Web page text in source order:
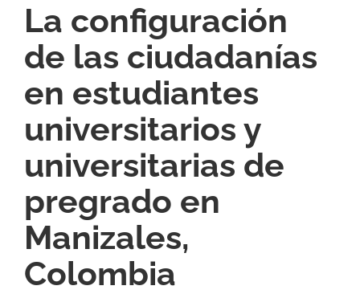
La configuración
de las ciudadanías
en estudiantes
universitarios y
universitarias de
pregrado en
Manizales,
Colombia